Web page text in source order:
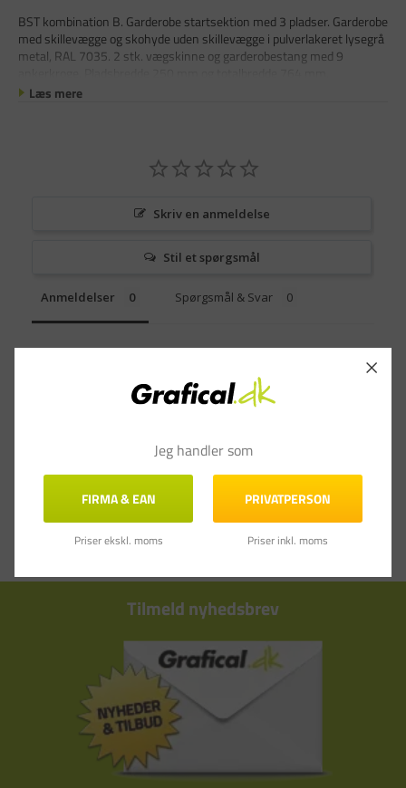
BST kombination B. Garderobe startsektion med 3 pladser. Garderobe
med skillevægge og skohyde uden skillevægge i pulverlakeret lysegrå
metal, RAL 7035. 2 stk. vægskinne og garderobestang med 9
Læs mere
Skriv en anmeldelse
Stil et spørgsmål
Anmeldelser Spørgsmål & Svar
Tilmeld nyhedsbrev
Jeg handler som
FIRMA & EAN
Priser ekskl. moms
PRIVATPERSON
Priser inkl. moms